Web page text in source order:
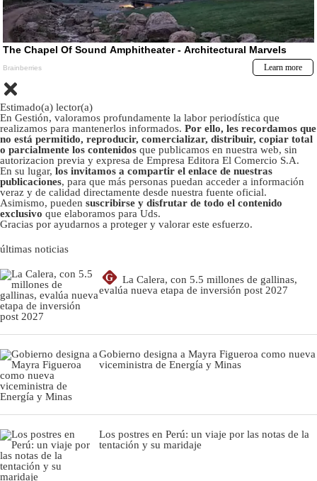
Estimado(a) lector(a)
En Gestión, valoramos profundamente la labor periodística que
realizamos para mantenerlos informados. Por ello, les recordamos que
no está permitido, reproducir, comercializar, distribuir, copiar total
o parcialmente los contenidos que publicamos en nuestra web, sin
autorizacion previa y expresa de Empresa Editora El Comercio S.A.
En su lugar, los invitamos a compartir el enlace de nuestras
publicaciones, para que más personas puedan acceder a información
veraz y de calidad directamente desde nuestra fuente oficial.
Asimismo, pueden suscribirse y disfrutar de todo el contenido
exclusivo que elaboramos para Uds.
Gracias por ayudarnos a proteger y valorar este esfuerzo.
últimas noticias
G
La Calera, con 5.5 millones de gallinas,
evalúa nueva etapa de inversión post 2027
Gobierno designa a Mayra Figueroa como nueva
viceministra de Energía y Minas
Los postres en Perú: un viaje por las notas de la
tentación y su maridaje